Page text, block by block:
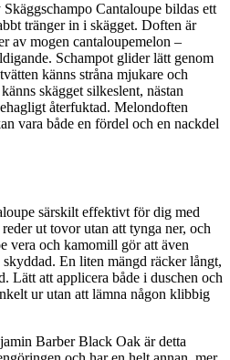
Cantaloupe bildas ett
tränger in i skägget. Doften är
av mogen cantaloupemelon –
Schampot glider lätt genom
känns stråna mjukare och
skägget silkeslent, nästan
återfuktad. Melondoften
vara både en fördel och en nackdel
särskilt effektivt för dig med
ut tovor utan att tynga ner, och
vera och kamomill gör att även
En liten mängd räcker långt,
Lätt att applicera både i duschen och
ur utan att lämna någon klibbig
Barber Black Oak är detta